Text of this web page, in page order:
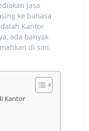
jasa
ke bahasa
Kantor
ada banyak
di sini,
Kantor